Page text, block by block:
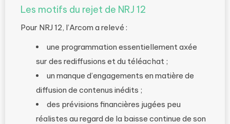
Les motifs du rejet de NRJ 12
Pour NRJ 12, l’Arcom a relevé :
une programmation essentiellement axée
sur des rediffusions et du téléachat ;
un manque d’engagements en matière de
diffusion de contenus inédits ;
des prévisions financières jugées peu
réalistes au regard de la baisse continue de son